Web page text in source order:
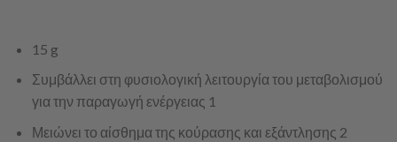
15 g
Συμβάλλει στη φυσιολογική λειτουργία του μεταβολισμού
για την παραγωγή ενέργειας 1
Μειώνει το αίσθημα της κούρασης και εξάντλησης 2